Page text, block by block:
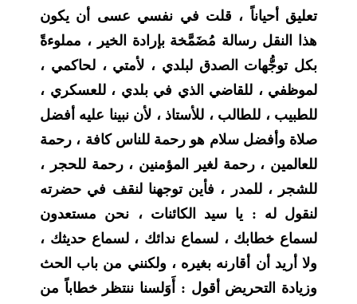
تعليق أحياناً ، قلت في نفسي عسى أن يكون
هذا النقل رسالة مُضَمَّخة بإرادة الخير ، مملوءةً
بكل توجُّهات الصدق لبلدي ، لأمتي ، لحاكمي ،
لموظفي ، للقاضي الذي في بلدي ، للعسكري ،
للطبيب ، للطالب ، للأستاذ ، لأن نبينا عليه أفضل
صلاة وأفضل سلام هو رحمة للناس كافة ، رحمة
للعالمين ، رحمة لغير المؤمنين ، رحمة للحجر ،
للشجر ، للمدر ، فأين توجهنا لنقف في حضرته
لنقول له : يا سيد الكائنات ، نحن مستعدون
لسماع خطابك ، لسماع ندائك ، لسماع حديثك ،
ولا أريد أن أقارنه بغيره ، ولكنني من باب الحث
وزيادة التحريض أقول : أَوَلسنا ننتظر خطاباً من